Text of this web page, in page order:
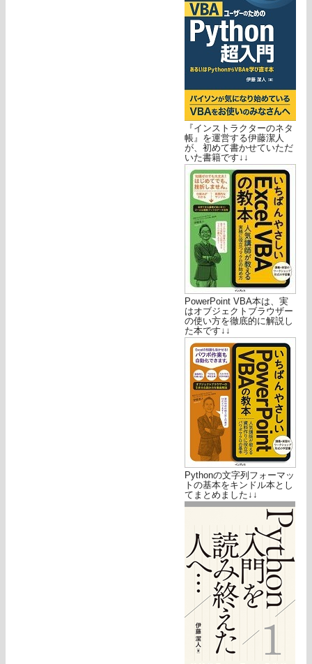
『インストラクターのネタ
帳』を運営する伊藤潔人
が、初めて書かせていただ
いた書籍です↓↓
PowerPoint VBA本は、実
はオブジェクトブラウザー
の使い方を徹底的に解説し
た本です↓↓
Pythonの文字列フォーマッ
トの基本をキンドル本とし
てまとめました↓↓